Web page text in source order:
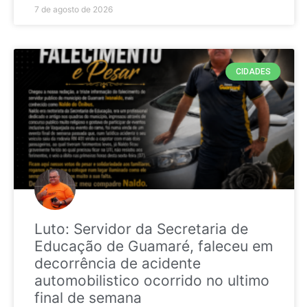
7 de agosto de 2026
CIDADES
Luto: Servidor da Secretaria de
Educação de Guamaré, faleceu em
decorrência de acidente
automobilistico ocorrido no ultimo
final de semana